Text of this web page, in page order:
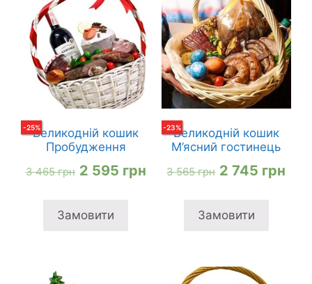
-25%
Великодній кошик
Пробудження
3 465грн Оригінальна
3
2 595 грнПоточна
Замовити
-23%
Великодній кошик
М’ясний гостинець
3 565грн Оригінальна
3
2 745 грн
Замовити